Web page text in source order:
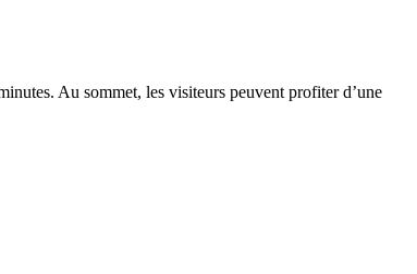
Au sommet, les visiteurs peuvent profiter d’une